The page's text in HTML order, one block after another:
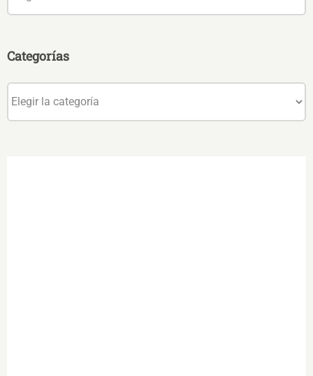
Categorías